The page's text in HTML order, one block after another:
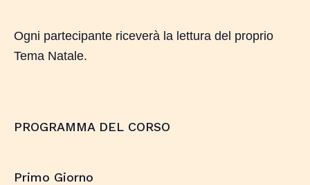
Ogni partecipante riceverà la lettura del proprio
Tema Natale.
PROGRAMMA DEL CORSO
Primo Giorno